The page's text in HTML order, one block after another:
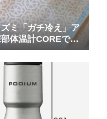
ミ「ガチ冷え」ア
体温計COREで測